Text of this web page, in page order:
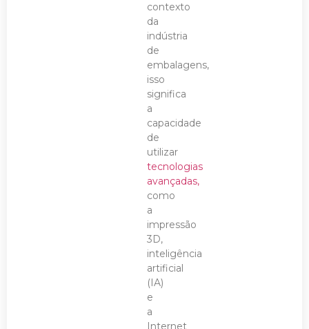
contexto
da
indústria
de
embalagens,
isso
significa
a
capacidade
de
utilizar
tecnologias
avançadas,
como
a
impressão
3D,
inteligência
artificial
(IA)
e
a
Internet